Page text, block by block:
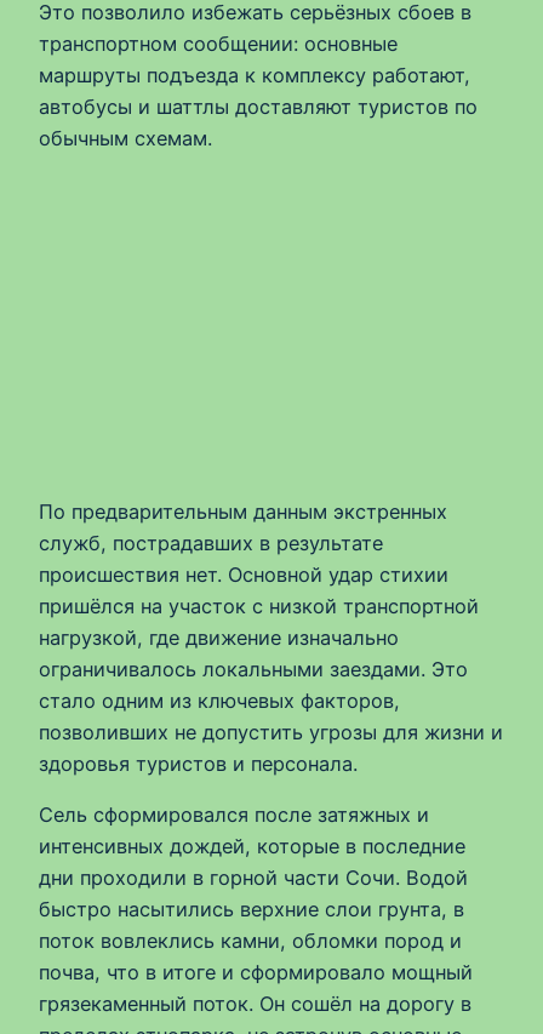
Это позволило избежать серьёзных сбоев в
транспортном сообщении: основные
маршруты подъезда к комплексу работают,
автобусы и шаттлы доставляют туристов по
обычным схемам.
По предварительным данным экстренных
служб, пострадавших в результате
происшествия нет. Основной удар стихии
пришёлся на участок с низкой транспортной
нагрузкой, где движение изначально
ограничивалось локальными заездами. Это
стало одним из ключевых факторов,
позволивших не допустить угрозы для жизни и
здоровья туристов и персонала.
Сель сформировался после затяжных и
интенсивных дождей, которые в последние
дни проходили в горной части Сочи. Водой
быстро насытились верхние слои грунта, в
поток вовлеклись камни, обломки пород и
почва, что в итоге и сформировало мощный
грязекаменный поток. Он сошёл на дорогу в